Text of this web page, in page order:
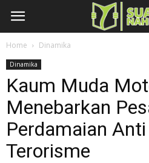
Home Dinamika
Dinamika
Kaum Muda
Menebarkan
Perdamaian
Terorisme